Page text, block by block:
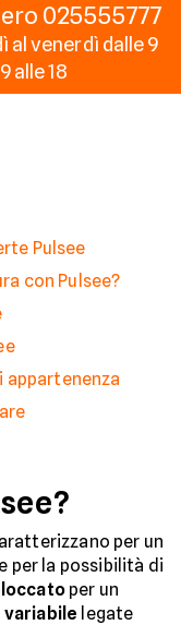
025555777
al venerdì dalle 9
alle 18
Pulsee
con Pulsee?
appartenenza
per un
per la possibilità di
per un
variabile legate